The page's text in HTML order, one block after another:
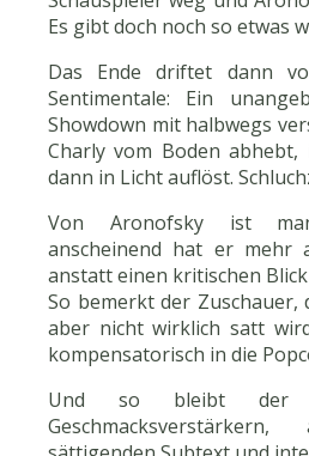
Es gibt doch noch so etwas
Das Ende driftet dann
Sentimentale: Ein
Showdown mit halbwegs
Charly vom Boden
dann in Licht auflöst.
Von Aronofsky ist
anscheinend hat er mehr
anstatt einen kritischen
So bemerkt der
aber nicht wirklich satt
kompensatorisch in die
Und so bleibt der